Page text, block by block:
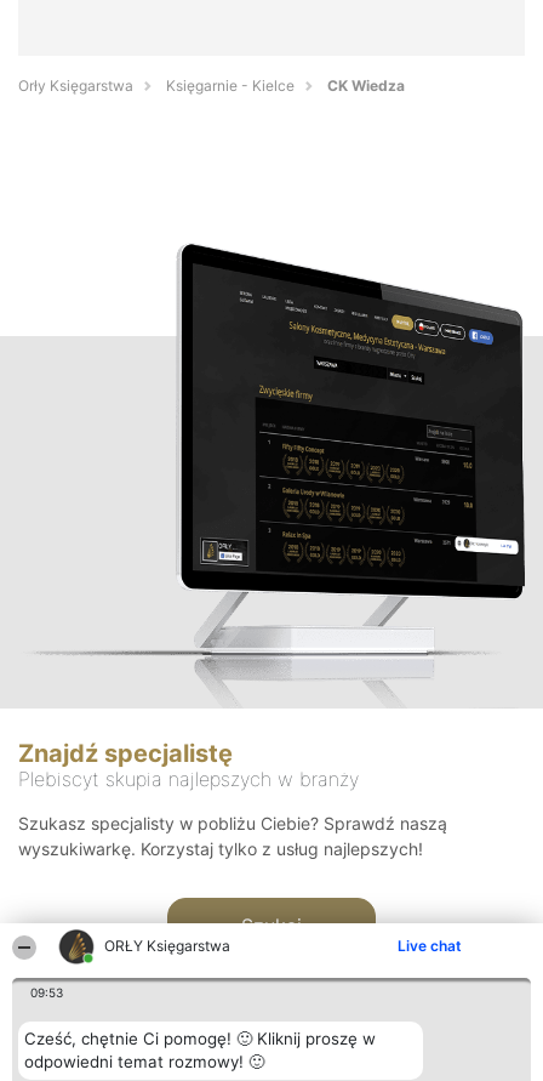
ORŁY Księgarstwa Live chat
09:53
Cześć, chętnie Ci pomogę! 🙂 Kliknij proszę w
odpowiedni temat rozmowy! 🙂
Orły Księgarstwa Księgarnie - Kielce CK Wiedza
Znajdź specjalistę
Plebiscyt skupia najlepszych w branży
Szukasz specjalisty w pobliżu Ciebie? Sprawdź naszą
wyszukiwarkę. Korzystaj tylko z usług najlepszych!
Szukaj